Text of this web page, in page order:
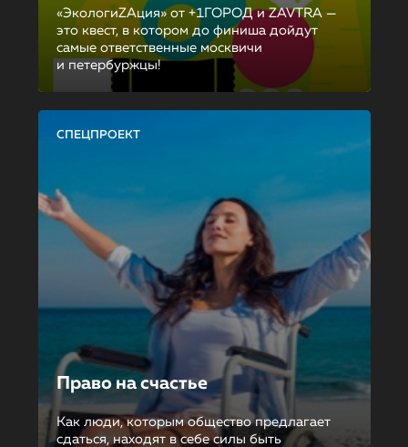
«ЭкологиZAция» от +1ГОРОД и ZAVTRA —
это квест, в котором до финиша дойдут
самые ответственные москвичи
и петербуржцы!
СПЕЦПРОЕКТ
Право на счастье
Как люди, которым общество предлагает
сдаться, находят в себе силы быть